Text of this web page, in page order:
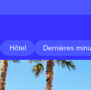
Hôtel Dernières